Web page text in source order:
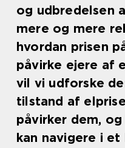
og udbredelsen
mere og mere
hvordan prisen
påvirke ejere af
vil vi udforske
tilstand af
påvirker dem,
kan navigere i et